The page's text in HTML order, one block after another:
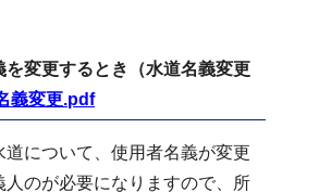
を変更するとき（水道名義変更
義変更.pdf
道について、使用者名義が変更
人のが必要になりますので、所